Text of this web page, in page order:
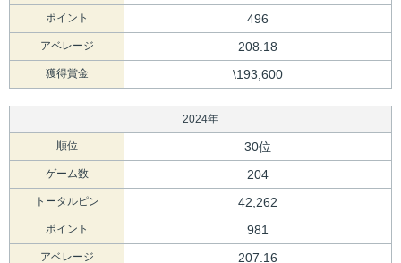
ポイント 496
アベレージ 208.18
獲得賞金 \193,600
2024年
順位 30位
ゲーム数 204
トータルピン 42,262
ポイント 981
アベレージ 207.16